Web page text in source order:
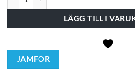
LÄGG TILL I
JÄMFÖR